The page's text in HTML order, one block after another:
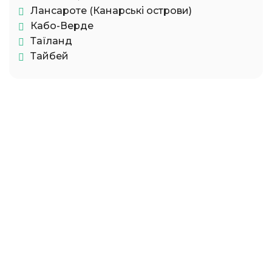
Лансароте (Канарські острови)
Кабо-Верде
Таїланд
Тайбей